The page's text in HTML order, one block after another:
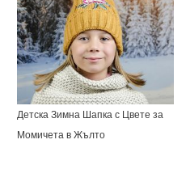
Детска Зимна Шапка с Цвете за
Момичета в Жълто